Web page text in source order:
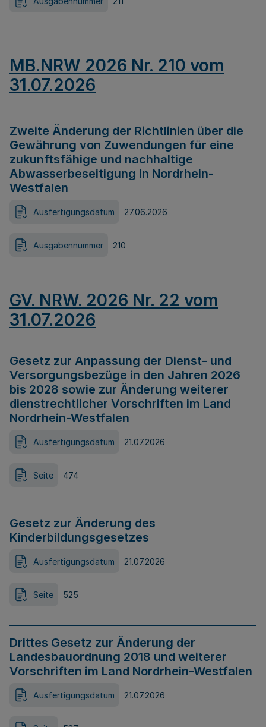
MB.NRW 2026 Nr. 210 vom
31.07.2026
Zweite Änderung der Richtlinien über die
Gewährung von Zuwendungen für eine
zukunftsfähige und nachhaltige
Abwasserbeseitigung in Nordrhein-
Westfalen
Ausfertigungsdatum 27.06.2026
Ausgabennummer 210
GV. NRW. 2026 Nr. 22 vom
31.07.2026
Gesetz zur Anpassung der Dienst- und
Versorgungsbezüge in den Jahren 2026
bis 2028 sowie zur Änderung weiterer
dienstrechtlicher Vorschriften im Land
Nordrhein-Westfalen
Ausfertigungsdatum 21.07.2026
Seite 474
Gesetz zur Änderung des
Kinderbildungsgesetzes
Ausfertigungsdatum 21.07.2026
Seite 525
Drittes Gesetz zur Änderung der
Landesbauordnung 2018 und weiterer
Vorschriften im Land Nordrhein-Westfalen
Ausfertigungsdatum 21.07.2026